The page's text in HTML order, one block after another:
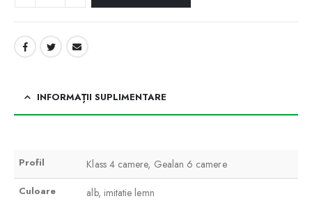
INFORMAȚII SUPLIMENTARE
Profil Klass 4 camere, Gealan 6 camere
Culoare alb, imitatie lemn